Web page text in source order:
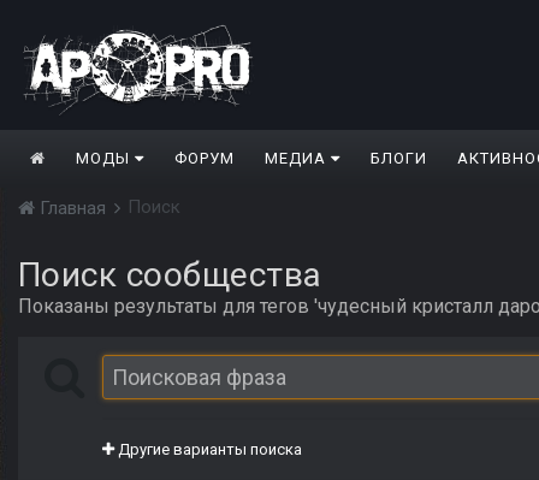
МОДЫ ФОРУМ МЕДИА БЛОГИ
Главная Поиск
Поиск сообщества
Показаны результаты для тегов 'чудесный кристалл
Другие варианты поиска